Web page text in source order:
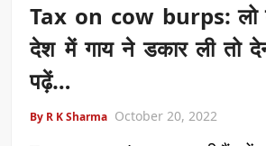
Tax on cow burps: लो
देश में गाय ने डकार ली तो
पढ़ें…
By R K Sharma October 20, 2022